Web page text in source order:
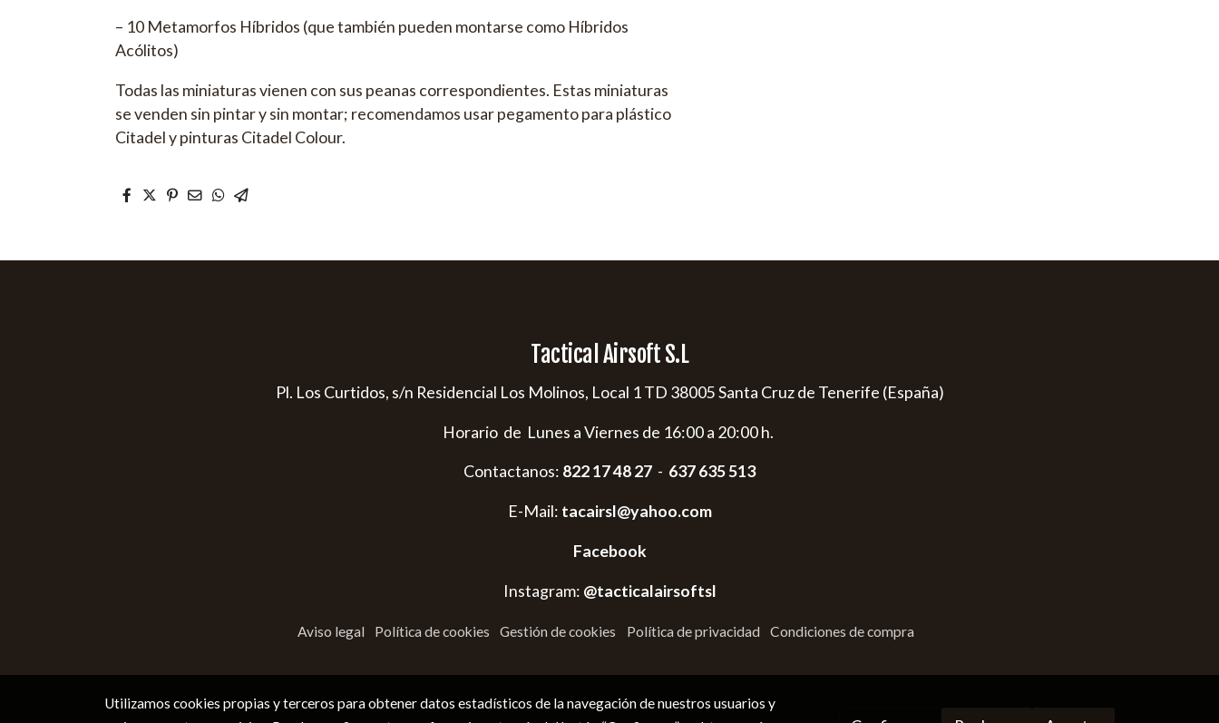
– 10 Metamorfos Híbridos (que también pueden montarse como Híbridos
Acólitos)
Todas las miniaturas vienen con sus peanas correspondientes. Estas miniaturas
se venden sin pintar y sin montar; recomendamos usar pegamento para plástico
Citadel y pinturas Citadel Colour.
Tactical Airsoft S.L
Pl. Los Curtidos, s/n Residencial Los Molinos, Local 1 TD 38005 Santa Cruz de Tenerife (España)
Horario de Lunes a Viernes de 16:00 a 20:00 h.
Contactanos: 822 17 48 27 - 637 635 513
E-Mail: tacairsl@yahoo.com
Facebook
Instagram: @tacticalairsoftsl
Aviso legal Política de cookies Gestión de cookies Política de privacidad Condiciones de compra
Utilizamos cookies propias y terceros para obtener datos estadísticos de la navegación de nuestros usuarios y